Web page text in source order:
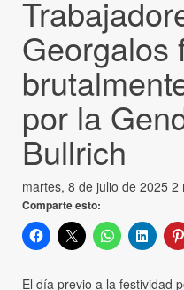
Georgalos
por la
Bullrich
martes, 8 de julio de 2025 2
Comparte esto:
El día previo a la festividad